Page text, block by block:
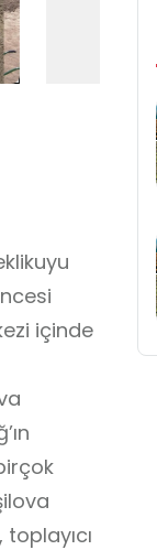
içinde